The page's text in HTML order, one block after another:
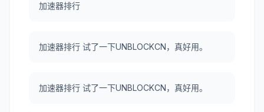
加速器排行
加速器排行 试了一下UNBLOCKCN，真好用。
加速器排行 试了一下UNBLOCKCN，真好用。